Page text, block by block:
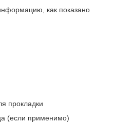
как показано
прокладки
(если применимо)